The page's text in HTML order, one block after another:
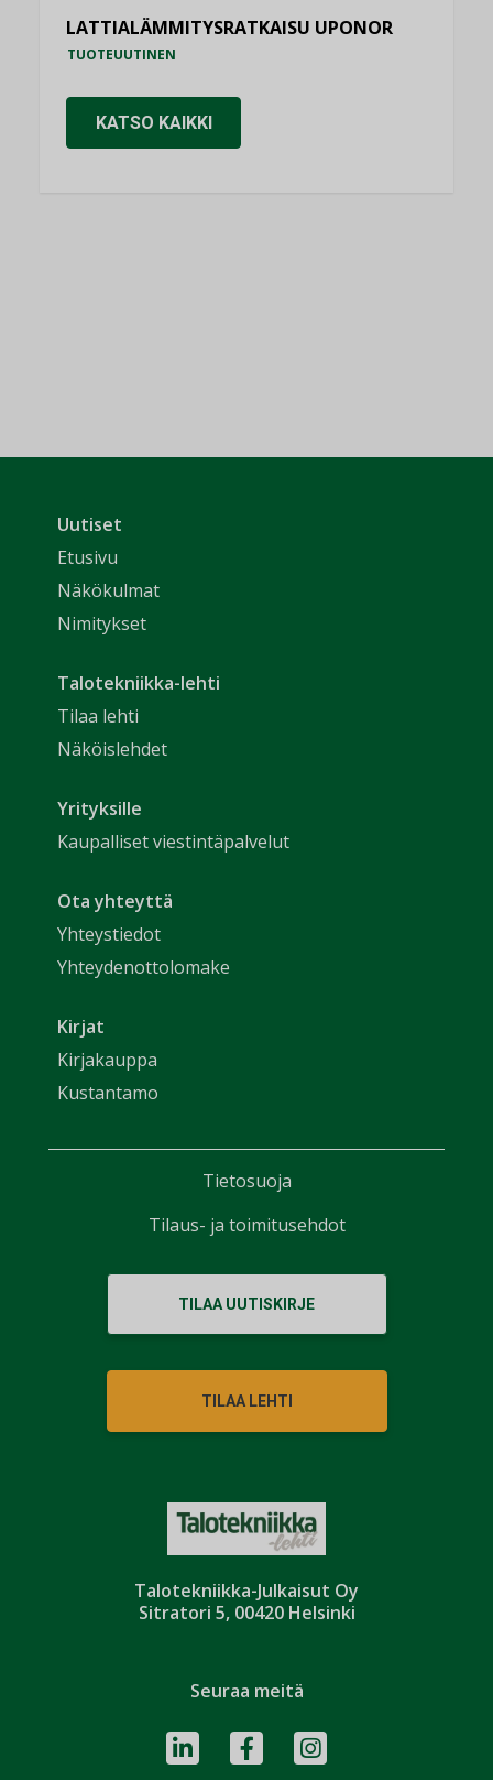
LATTIALÄMMITYSRATKAISU UPONOR
TUOTEUUTINEN
KATSO KAIKKI
Talotekniikka-Julkaisut Oy
Sitratori 5, 00420 Helsinki
Uutiset
Etusivu
Näkökulmat
Nimitykset
Talotekniikka-lehti
Tilaa lehti
Näköislehdet
Yrityksille
Kaupalliset viestintäpalvelut
Ota yhteyttä
Yhteystiedot
Yhteydenottolomake
Kirjat
Kirjakauppa
Kustantamo
TILAA UUTISKIRJE
TILAA LEHTI
Seuraa meitä
Tietosuoja
Tilaus- ja toimitusehdot